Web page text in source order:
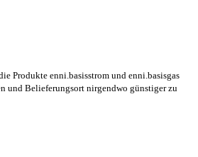
Produkte enni.basisstrom und enni.basisgas
und Belieferungsort nirgendwo günstiger zu